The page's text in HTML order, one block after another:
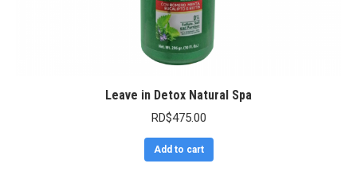
Leave in Detox Natural Spa
RD$475.00
Add to cart